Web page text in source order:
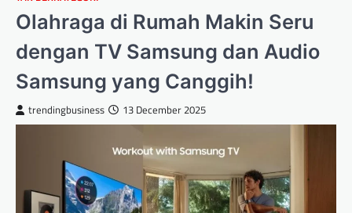
Olahraga di Rumah Makin Seru
dengan TV Samsung dan Audio
Samsung yang Canggih!
trendingbusiness 13 December 2025